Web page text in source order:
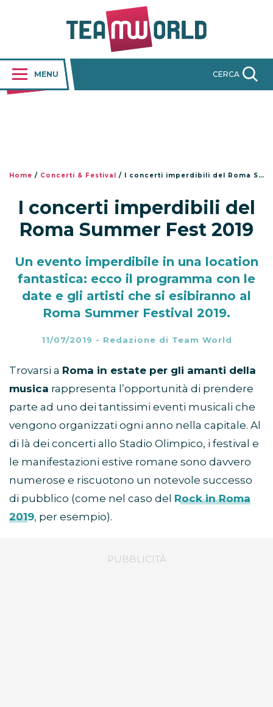
MENU CERCA
Home / Concerti & Festival / I concerti imperdibili del Roma Summer Fest 2019
I concerti imperdibili del
Roma Summer Fest 2019
Un evento imperdibile in una location
fantastica: ecco il programma con le
date e gli artisti che si esibiranno al
Roma Summer Festival 2019.
11/07/2019 - Redazione di Team World
Trovarsi a Roma in estate per gli amanti della
musica rappresenta l’opportunità di prendere
parte ad uno dei tantissimi eventi musicali che
vengono organizzati ogni anno nella capitale. Al
di là dei concerti allo Stadio Olimpico, i festival e
le manifestazioni estive romane sono davvero
numerose e riscuotono un notevole successo
di pubblico (come nel caso del Rock in Roma
2019, per esempio).